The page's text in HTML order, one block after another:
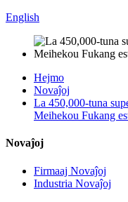
English
Hejmo
Novaĵoj
La 450,000-tuna
Meihekou Fukang
Novaĵoj
Firmaaj Novaĵoj
Industria Novaĵoj